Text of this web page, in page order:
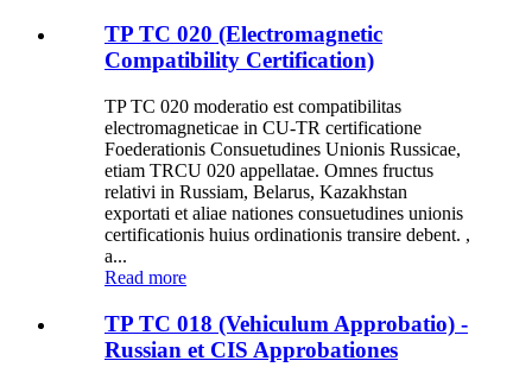
TP TC 020 (Electromagnetic
Compatibility Certification)
TP TC 020 moderatio est compatibilitas
electromagneticae in CU-TR certificatione
Foederationis Consuetudines Unionis Russicae,
etiam TRCU 020 appellatae. Omnes fructus
relativi in ​​Russiam, Belarus, Kazakhstan
exportati et aliae nationes consuetudines unionis
certificationis huius ordinationis transire debent. ,
a...
Read more
TP TC 018 (Vehiculum Approbatio) -
Russian et CIS Approbationes